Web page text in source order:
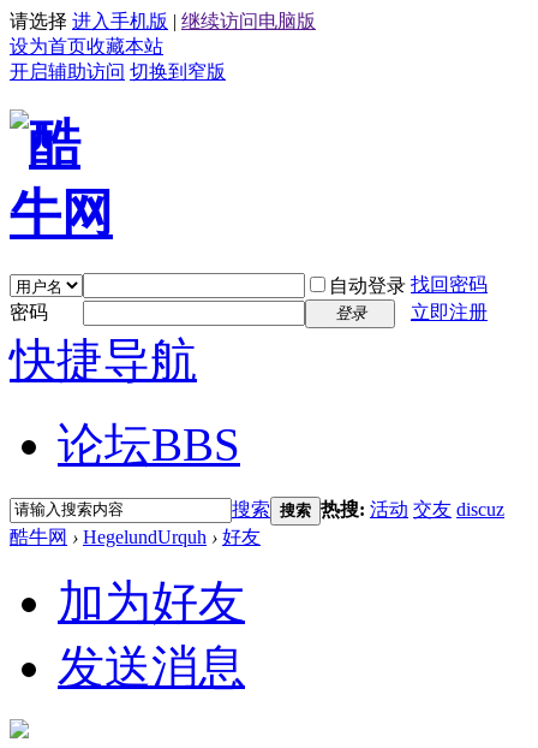
请选择 进入手机版 | 继续访问电脑版
设为首页收藏本站
开启辅助访问 切换到窄版
自动登录 找回密码
密码
登录 立即注册
快捷导航
论坛BBS
搜索 搜索 热搜: 活动 交友 discuz
酷牛网 › HegelundUrquh › 好友
加为好友
发送消息